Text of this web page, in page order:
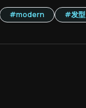
#modern #发型